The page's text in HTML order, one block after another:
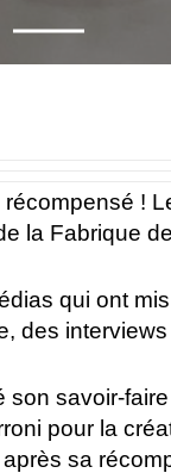
!
la Fabrique
qui ont
des
savoir-
pour la
sa